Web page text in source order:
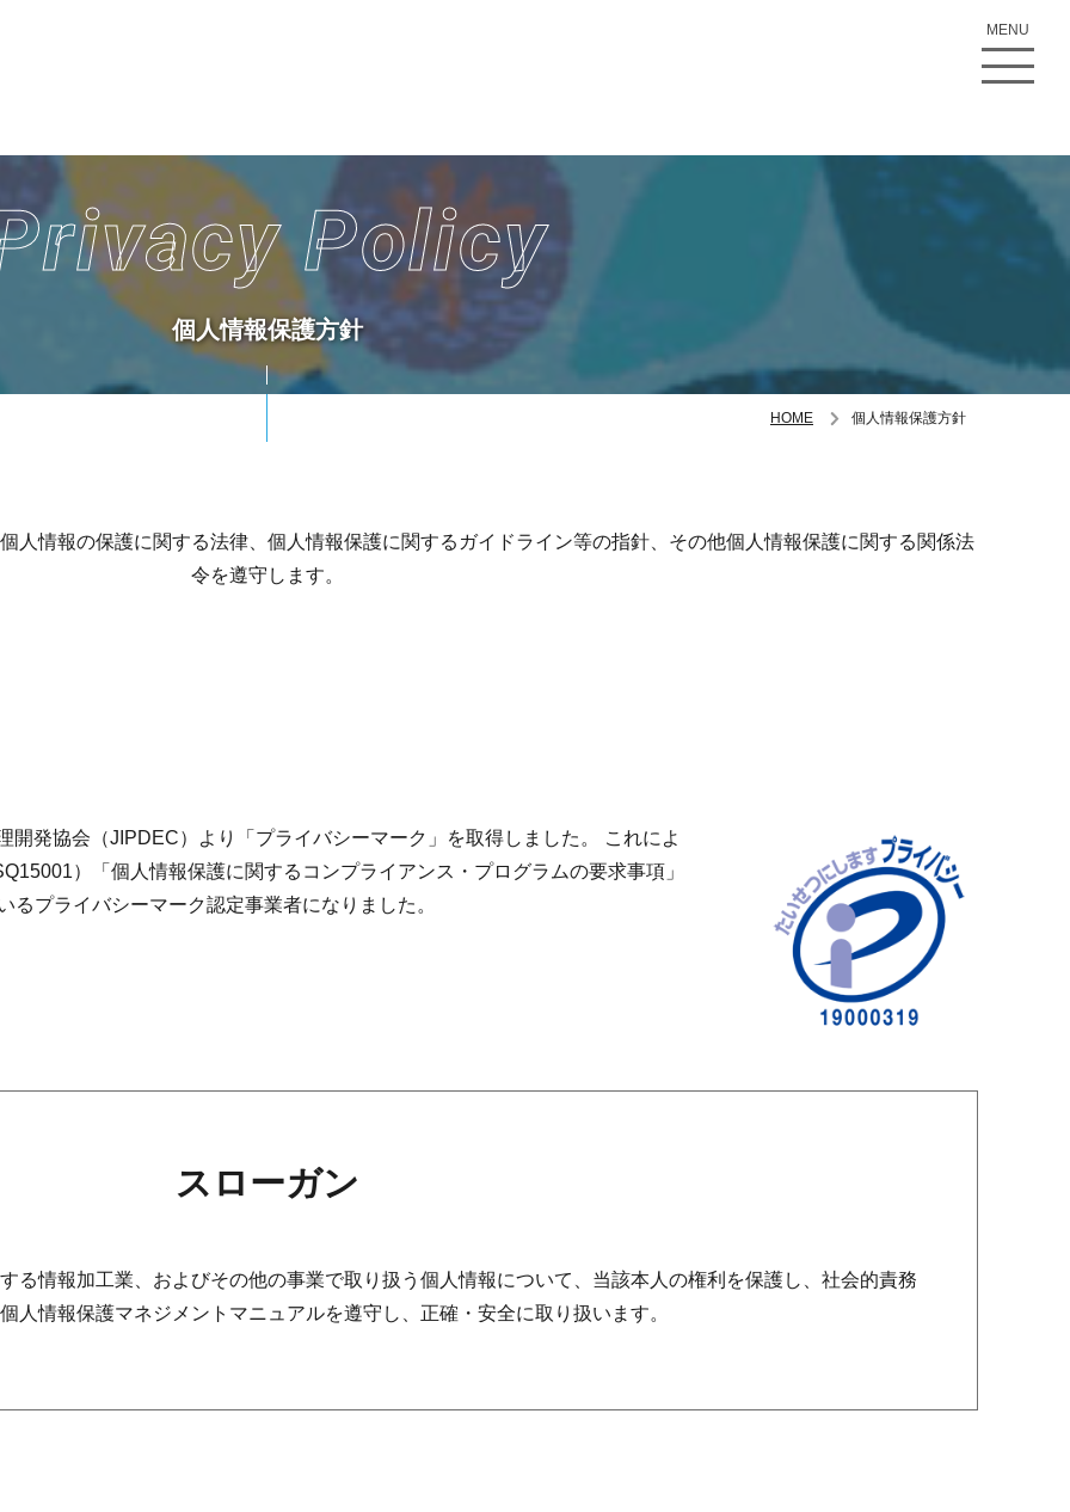
MENU
Policy
個人情報保護方針
HOME 個人情報保護方針
人情報の保護に関する法律、 個人情報保護に関するガイドライン等の指針、その他個人情報保護に関する関係法
令を遵守します。
発協会（JIPDEC）より「プライバシーマーク」を取得しました。 これによ
）「個人情報保護に関するコンプライアンス・プログラムの要求事項」
プライバシーマーク認定事業者になりました。
スローガン
る情報加工業、およびその他の事業で取り扱う個人情報について、当該本人の権利を保護し、社会的責務
人情報保護マネジメントマニュアルを遵守し、正確・安全に取り扱います。